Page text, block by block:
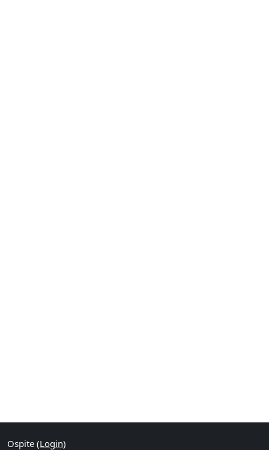
Ospite (Login)